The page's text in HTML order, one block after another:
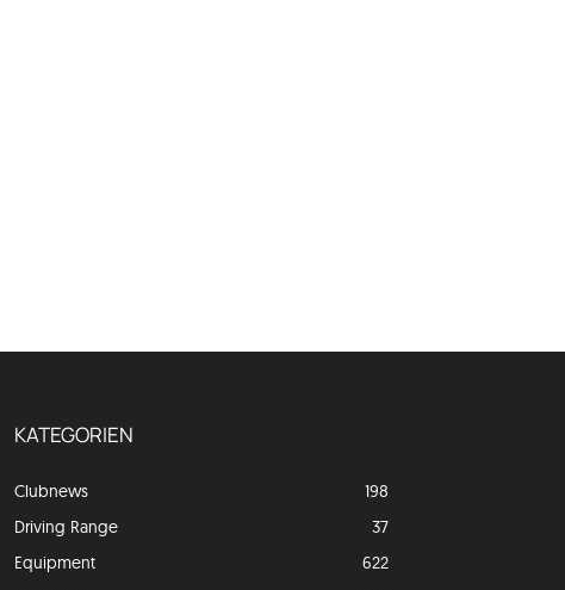
KATEGORIEN
Clubnews
198
Driving Range
37
Equipment
622